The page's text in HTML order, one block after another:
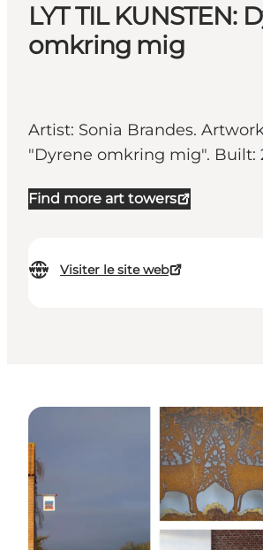
LYT TIL KUNSTEN:
omkring mig
Artist: Sonia Brandes.
"Dyrene omkring mig". Built:
Find more art towers
Visiter le site web